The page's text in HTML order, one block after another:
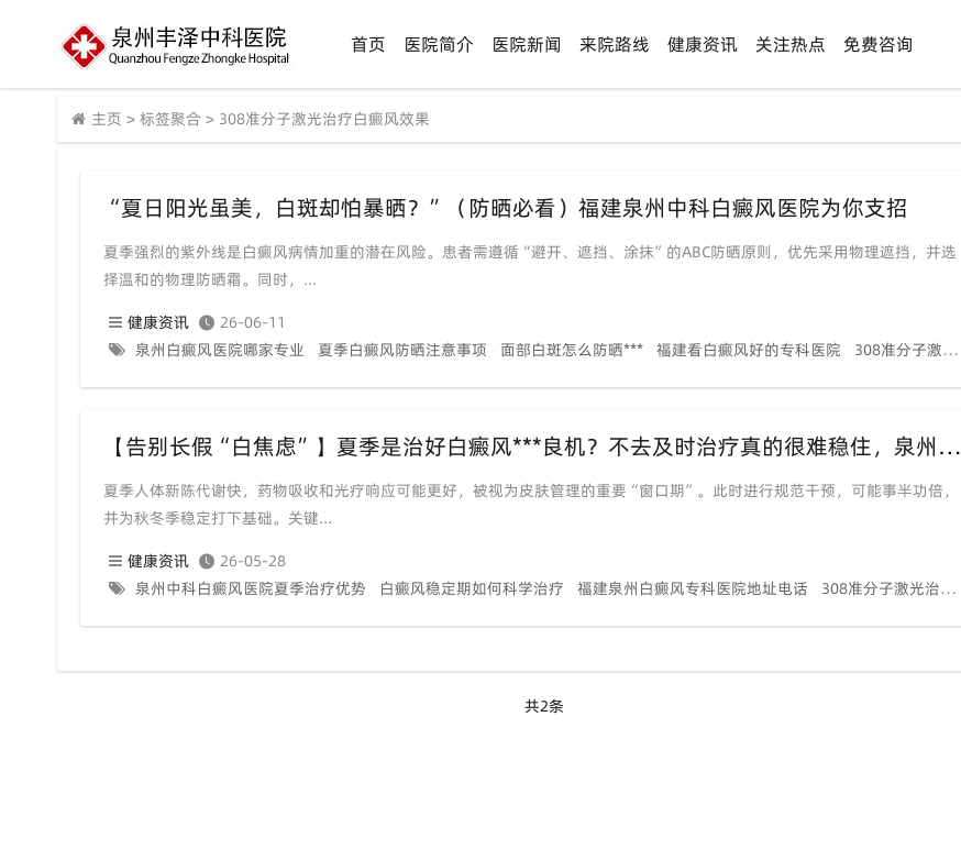
首页 医院简介 医院新闻 来院路线 健康资讯 关注热点 免费咨询
主页 > 标签聚合 > 308准分子激光治疗白癜风效果
“夏日阳光虽美，白斑却怕暴晒？”（防晒必看）福建泉州中科白癜风医院为你支招
夏季强烈的紫外线是白癜风病情加重的潜在风险。患者需遵循“避开、遮挡、涂抹”的ABC防晒原则，优先采用物理遮挡，并选
择温和的物理防晒霜。同时，...
健康资讯
26-06-11
泉州白癜风医院哪家专业
夏季白癜风防晒注意事项 面部白斑怎么防晒*** 福建看白癜风好的专科医院 308准分子激光治疗白癜风效果
【告别长假“白焦虑”】夏季是治好白癜风***良机？不去及时治疗真的很难稳住，泉州中科专家助力轻松稳复色！
夏季人体新陈代谢快，药物吸收和光疗响应可能更好，被视为皮肤管理的重要“窗口期”。此时进行规范干预，可能事半功倍，
并为秋冬季稳定打下基础。关键...
健康资讯
26-05-28
泉州中科白癜风医院夏季治疗优势
白癜风稳定期如何科学治疗 福建泉州白癜风专科医院地址电话 308准分子激光治疗白癜风效果
共2条